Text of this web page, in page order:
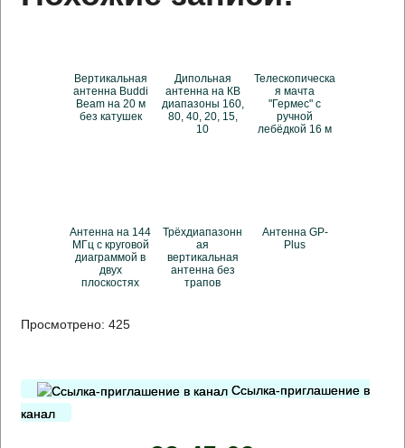
Вертикальная
антенна Buddi
Beam на 20 м
без катушек
Дипольная
антенна на КВ
диапазоны 160,
80, 40, 20, 15,
10
Телескопическа
я мачта
"Гермес" с
ручной
лебёдкой 16 м
Антенна на 144
МГц с круговой
диаграммой в
двух
плоскостях
Трёхдиапазонн
ая
вертикальная
антенна без
трапов
Антенна GP-
Plus
Просмотрено:425
Ссылка-приглашение в
канал